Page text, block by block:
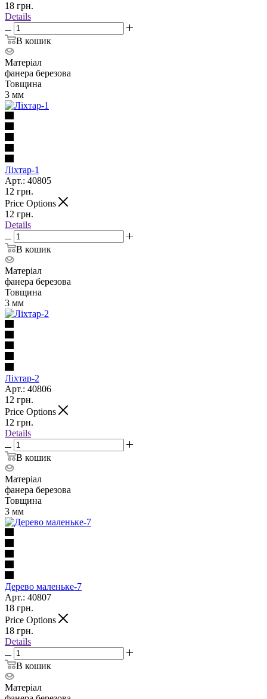
18 грн.
Details
В кошик
Матеріал
фанера березова
Товщина
3 мм
Ліхтар-1
Арт.: 40805
12 грн.
Price Options
12 грн.
Details
В кошик
Матеріал
фанера березова
Товщина
3 мм
Ліхтар-2
Арт.: 40806
12 грн.
Price Options
12 грн.
Details
В кошик
Матеріал
фанера березова
Товщина
3 мм
Дерево маленьке-7
Арт.: 40807
18 грн.
Price Options
18 грн.
Details
В кошик
Матеріал